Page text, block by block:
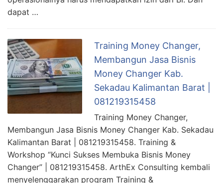
dapat …
Training Money Changer,
Membangun Jasa Bisnis
Money Changer Kab.
Sekadau Kalimantan Barat |
081219315458
Training Money Changer,
Membangun Jasa Bisnis Money Changer Kab. Sekadau
Kalimantan Barat | 081219315458. Training &
Workshop “Kunci Sukses Membuka Bisnis Money
Changer” | 081219315458. ArthEx Consulting kembali
menyelenggarakan program Training &